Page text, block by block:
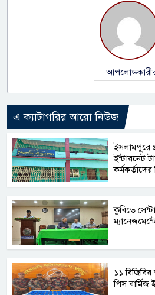
এ ক্যাটাগরির আরো নিউজ
​ইসলামপুরে
ইন্টারনেট
কুবিতে
১১
পিস বার্মিজ